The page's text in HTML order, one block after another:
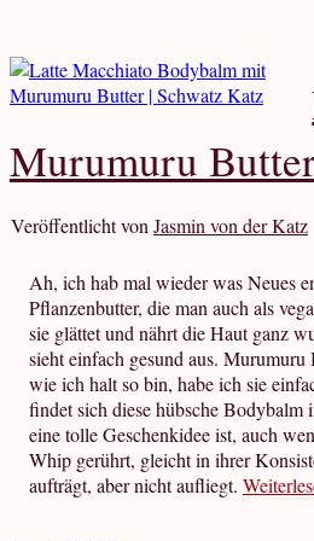
Murumuru
Veröffentlicht von Jasmin von der Katz
Ah, ich hab mal wieder was Neues
Pflanzenbutter, die man auch als
sie glättet und nährt die Haut ganz
sieht einfach gesund aus.
wie ich halt so bin, habe ich sie
findet sich diese hübsche
eine tolle Geschenkidee ist, auch
Whip gerührt, gleicht in ihrer
aufträgt, aber nicht aufliegt.